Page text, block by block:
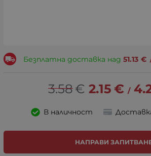
Безплатна доставка над 51.13 €
3.58€ 2.15 € /
В наличност
НАПРАВИ